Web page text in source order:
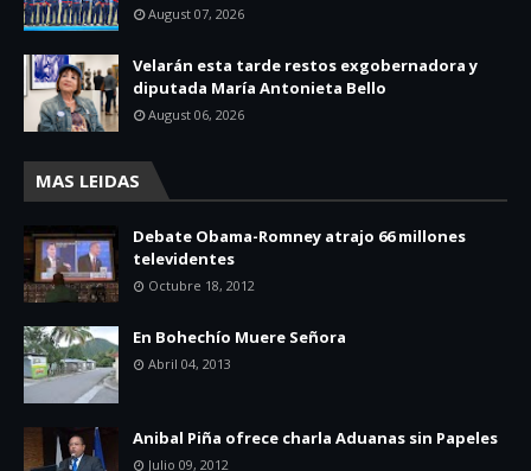
August 07, 2026
Velarán esta tarde restos exgobernadora y
diputada María Antonieta Bello
August 06, 2026
MAS LEIDAS
Debate Obama-Romney atrajo 66 millones
televidentes
Octubre 18, 2012
En Bohechío Muere Señora
Abril 04, 2013
Anibal Piña ofrece charla Aduanas sin Papeles
Julio 09, 2012